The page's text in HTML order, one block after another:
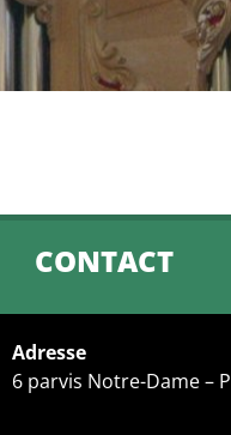
CONTACT
Adresse
6 parvis Notre-Dame –